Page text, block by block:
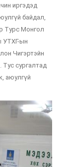
иргэдэд
байдал,
Турс Монгол
УТХГ-ын
Чигэртэйн
Тус сургалтад
аюулгүй